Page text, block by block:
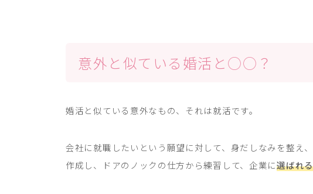
意外と似ている婚活と○○？
婚活と似ている意外なもの、それは就活です。
会社に就職したいという願望に対して、身だしなみを整え
作成し、ドアのノックの仕方から練習して、企業に選ばれ